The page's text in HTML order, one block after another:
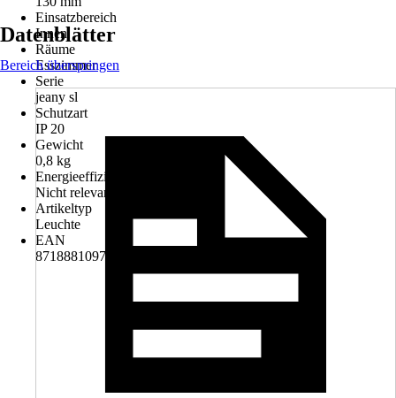
Einsatzbereich
Innen
Räume
Esszimmer
Serie
jeany sl
Schutzart
IP 20
Gewicht
0,8 kg
Energieeffizienzklasse
Nicht relevant
Artikeltyp
Leuchte
EAN
8718881097195
Datenblätter
Bereich überspringen